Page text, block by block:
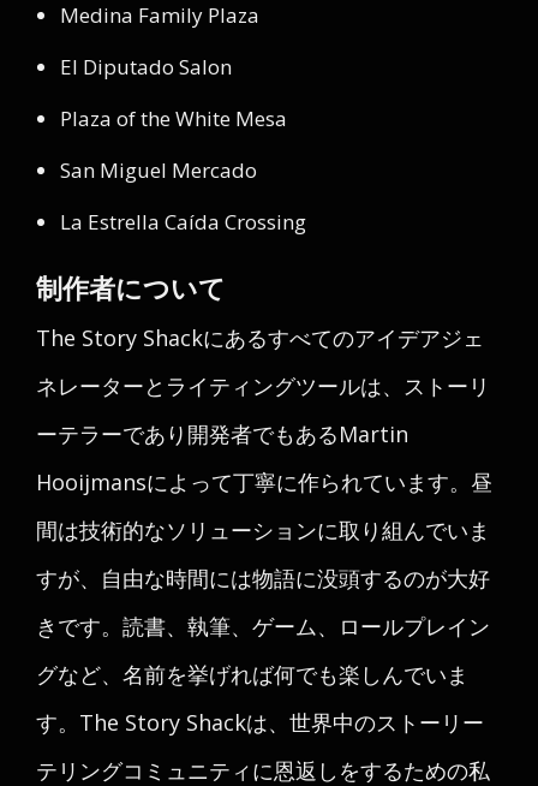
Medina Family Plaza
El Diputado Salon
Plaza of the White Mesa
San Miguel Mercado
La Estrella Caída Crossing
制作者について
The Story Shackにあるすべてのアイデアジェ
ネレーターとライティングツールは、ストーリ
ーテラーであり開発者でもあるMartin
Hooijmansによって丁寧に作られています。昼
間は技術的なソリューションに取り組んでいま
すが、自由な時間には物語に没頭するのが大好
きです。読書、執筆、ゲーム、ロールプレイン
グなど、名前を挙げれば何でも楽しんでいま
す。The Story Shackは、世界中のストーリー
テリングコミュニティに恩返しをするための私